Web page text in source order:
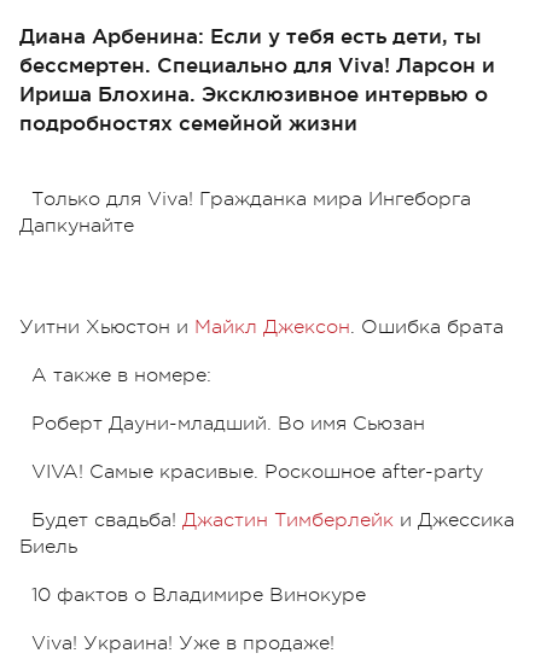
Диана Арбенина: Если у тебя есть дети, ты
бессмертен. Специально для Viva! Ларсон и
Ириша Блохина. Эксклюзивное интервью о
подробностях семейной жизни
Только для Viva! Гражданка мира Ингеборга
Дапкунайте
Уитни Хьюстон и Майкл Джексон. Ошибка брата
А также в номере:
Роберт Дауни-младший. Во имя Сьюзан
VIVA! Самые красивые. Роскошное after-party
Будет свадьба! Джастин Тимберлейк и Джессика
Биель
10 фактов о Владимире Винокуре
Viva! Украина! Уже в продаже!